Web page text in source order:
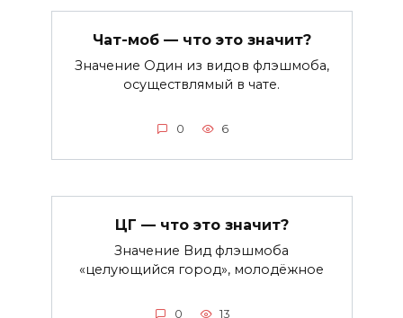
Чат-моб — что это значит?
Значение Один из видов флэшмоба,
осуществлямый в чате.
0 6
ЦГ — что это значит?
Значение Вид флэшмоба
«целующийся город», молодёжное
0 13